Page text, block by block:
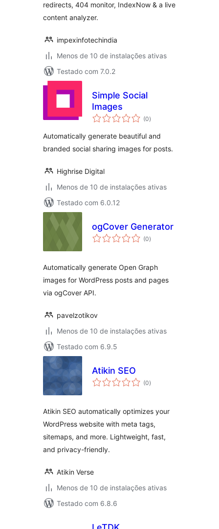
redirects, 404 monitor, IndexNow & a live
content analyzer.
impexinfotechindia
Menos de 10 de instalações ativas
Testado com 7.0.2
Simple Social
Images
(0total
de
)
Automatically generate beautiful and
branded social sharing images for posts.
Highrise Digital
Menos de 10 de instalações ativas
Testado com 6.0.12
ogCover Generator
(0total
de
)
Automatically generate Open Graph
images for WordPress posts and pages
via ogCover API.
pavelzotikov
Menos de 10 de instalações ativas
Testado com 6.9.5
Atikin SEO
(0total
de
)
Atikin SEO automatically optimizes your
WordPress website with meta tags,
sitemaps, and more. Lightweight, fast,
and privacy-friendly.
Atikin Verse
Menos de 10 de instalações ativas
Testado com 6.8.6